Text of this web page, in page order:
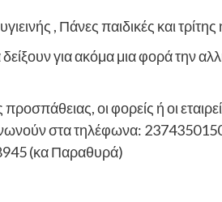
, Πάνες παιδικές και τρίτης
για ακόμα μια φορά την
οι φορείς ή οι
στα τηλέφωνα:
(κα Παραθυρά)